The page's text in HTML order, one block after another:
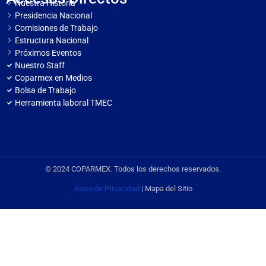
Nuestra Historia
Presidencia Nacional
Comisiones de Trabajo
Estructura Nacional
Próximos Eventos
Nuestro Staff
Coparmex en Medios
Bolsa de Trabajo
Herramienta laboral TMEC
© 2024 COPARMEX. Todos los derechos reservados.
Aviso de Privacidad | Mapa del Sitio